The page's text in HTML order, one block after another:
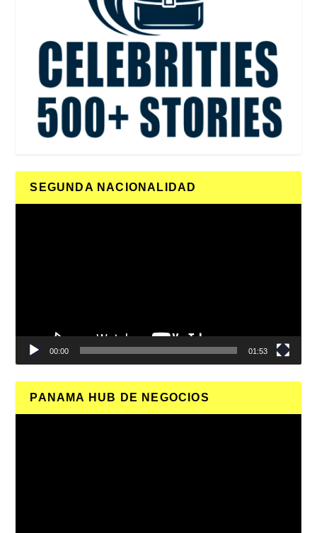
SEGUNDA NACIONALIDAD
00:00 01:53
PANAMA HUB DE NEGOCIOS